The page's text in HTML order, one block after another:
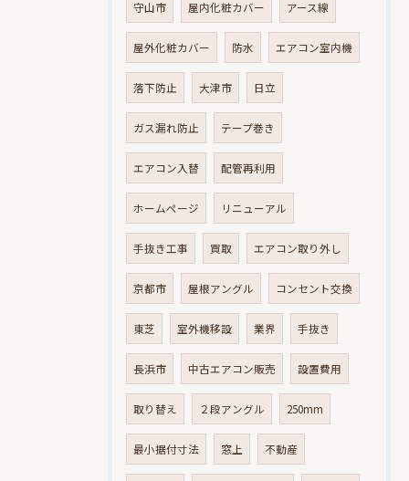
守山市 屋内化粧カバー アース線
屋外化粧カバー 防水 エアコン室内機
落下防止 大津市 日立
ガス漏れ防止 テープ巻き
エアコン入替 配管再利用
ホームページ リニューアル
手抜き工事 買取 エアコン取り外し
京都市 屋根アングル コンセント交換
東芝 室外機移設 業界 手抜き
長浜市 中古エアコン販売 設置費用
取り替え ２段アングル 250mm
最小据付寸法 窓上 不動産